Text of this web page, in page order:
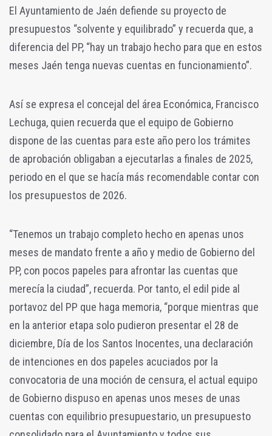
El Ayuntamiento de Jaén defiende su proyecto de
presupuestos “solvente y equilibrado” y recuerda que, a
diferencia del PP, “hay un trabajo hecho para que en estos
meses Jaén tenga nuevas cuentas en funcionamiento”.
Así se expresa el concejal del área Económica, Francisco
Lechuga, quien recuerda que el equipo de Gobierno
dispone de las cuentas para este año pero los trámites
de aprobación obligaban a ejecutarlas a finales de 2025,
periodo en el que se hacía más recomendable contar con
los presupuestos de 2026.
“Tenemos un trabajo completo hecho en apenas unos
meses de mandato frente a año y medio de Gobierno del
PP, con pocos papeles para afrontar las cuentas que
merecía la ciudad”, recuerda. Por tanto, el edil pide al
portavoz del PP que haga memoria, “porque mientras que
en la anterior etapa solo pudieron presentar el 28 de
diciembre, Día de los Santos Inocentes, una declaración
de intenciones en dos papeles acuciados por la
convocatoria de una moción de censura, el actual equipo
de Gobierno dispuso en apenas unos meses de unas
cuentas con equilibrio presupuestario, un presupuesto